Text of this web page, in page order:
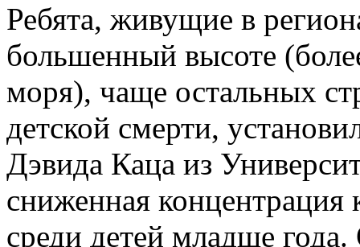
Ребята, живущие в
большенный высоте
моря), чаще остальных
детской смерти,
Дэвида Каца из
сниженная концентрация
среди детей младше